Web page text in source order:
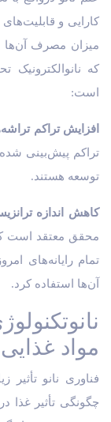
کارایی و
میزان مصرف آن‌ها
که
است:
افزایش تراکم
تراکم پیش‌بینی
توسعه هستند.
کاهش اندازه
محقق معتقد است
تمام رایانه‌های
آن‌ها استفاده کرد.
مواد غذایی
فناوری نانو
چگونگی تأثیر غذا